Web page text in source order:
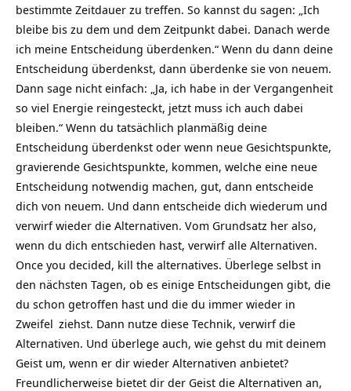
bestimmte Zeitdauer zu treffen. So kannst du sagen: „Ich
bleibe bis zu dem und dem Zeitpunkt dabei. Danach werde
ich meine Entscheidung überdenken.“ Wenn du dann deine
Entscheidung überdenkst, dann überdenke sie von neuem.
Dann sage nicht einfach: „Ja, ich habe in der Vergangenheit
so viel Energie reingesteckt, jetzt muss ich auch dabei
bleiben.“ Wenn du tatsächlich planmäßig deine
Entscheidung überdenkst oder wenn neue Gesichtspunkte,
gravierende Gesichtspunkte, kommen, welche eine neue
Entscheidung notwendig machen, gut, dann entscheide
dich von neuem. Und dann entscheide dich wiederum und
verwirf wieder die Alternativen. Vom Grundsatz her also,
wenn du dich entschieden hast, verwirf alle Alternativen.
Once you decided, kill the alternatives. Überlege selbst in
den nächsten Tagen, ob es einige Entscheidungen gibt, die
du schon getroffen hast und die du immer wieder in
Zweifel ziehst. Dann nutze diese Technik, verwirf die
Alternativen. Und überlege auch, wie gehst du mit deinem
Geist um, wenn er dir wieder Alternativen anbietet?
Freundlicherweise bietet dir der Geist die Alternativen an,